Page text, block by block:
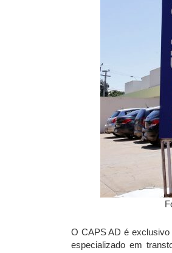
O CAPS AD é
especializado em